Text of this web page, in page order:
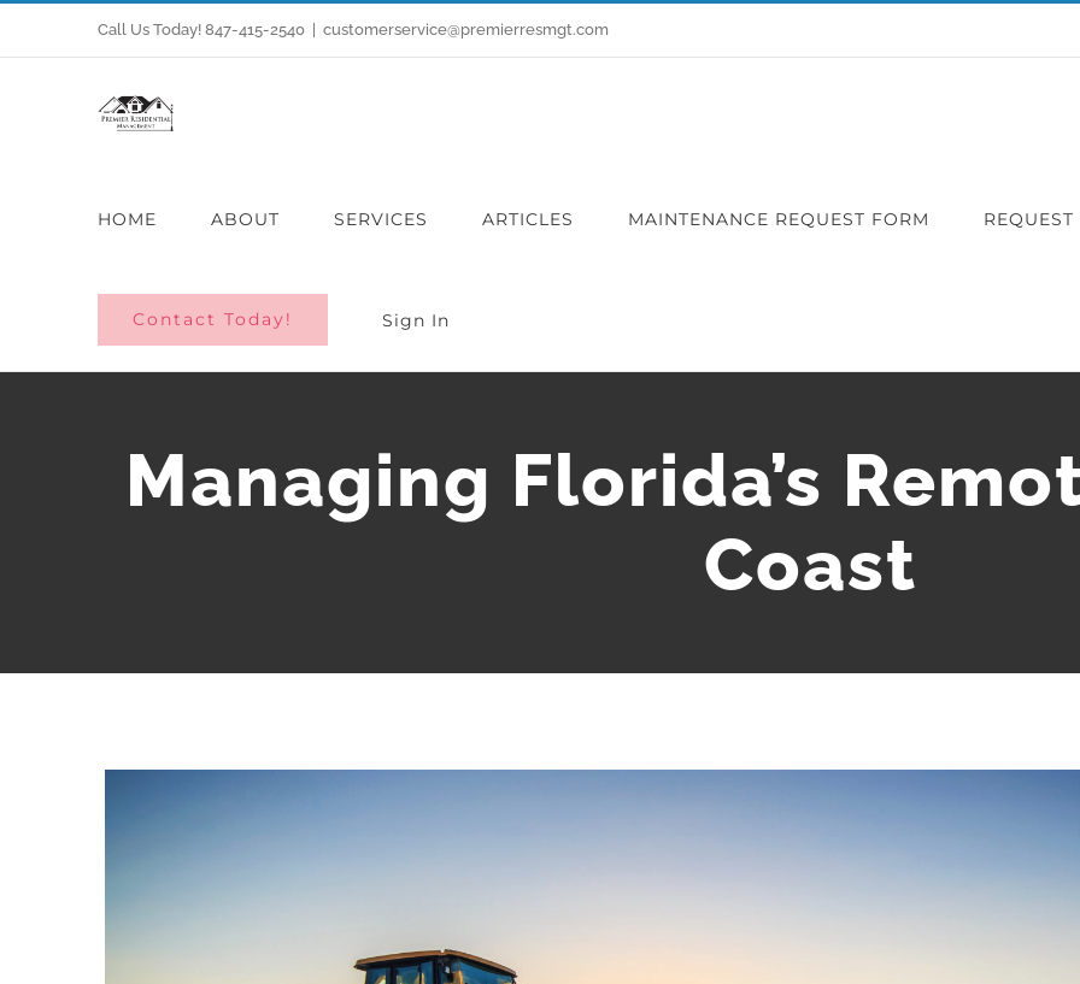
to
Call Us Today! 847-415-2540 customerservice@premierresmgt.com
HOME ABOUT SERVICES ARTICLES MAINTENANCE REQUEST FORM
Contact Today! Sign In
Managing Florida’s
Coast